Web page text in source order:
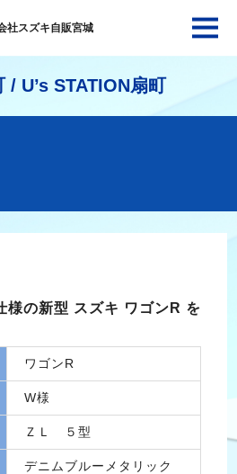
社スズキ自販宮城
/ U’s STATION扇町
様の新型 スズキ ワゴンR を
ワゴンR
W様
ＺＬ ５型
デニムブルーメタリック